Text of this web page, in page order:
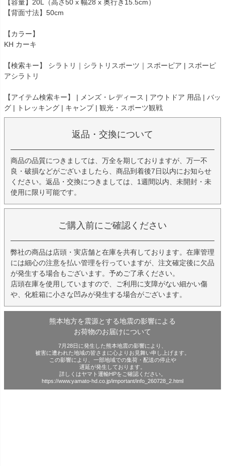
【容量】20L（高さ50 x 幅28 x 奥行き15.5cm）
【背面寸法】50cm
【カラー】
KH カーキ
【検索キー】 シラトリ｜シラトリスポーツ｜スポーピア | スポーピ
アシラトリ
【アイテム検索キー】 | メンズ・レディース | アウトドア 用品 | バッ
グ | トレッキング | キャンプ | 観光・スポーツ観戦
返品・交換について
商品の品質につきましては、万全を期しておりますが、万一不
良・破損などがございましたら、商品到着後7日以内にお知らせ
ください。返品・交換につきましては、1週間以内、未開封・未
使用に限り可能です。
ご購入前にご確認ください
弊社の商品は店頭・実店舗と在庫を共有しております。在庫管理
には細心の注意を払い管理を行っていますが、注文確定後に欠品
が発生する場合もございます。予めご了承ください。
店頭在庫を使用していますので、ご利用に支障がない細かい傷
や、化粧箱に小さな凹みが発生する場合がございます。
熊本地方を震源とする地震の影響による
お荷物のお届けについて
7月28日に発生した熊本地震の影響により、
被害に遭われた地域の皆さまに心よりお見舞い申し上げます。
この影響により、一部地域での集荷・配送の停止や
遅延が発生しております。
詳しくはヤマト運輸HPをご確認ください。
https://www.yamato-hd.co.jp/important/info_260728_2.html